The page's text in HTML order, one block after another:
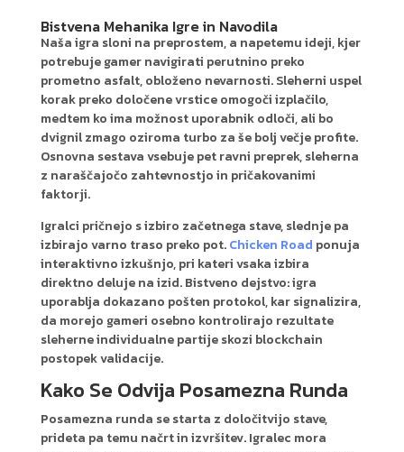
Bistvena Mehanika Igre in Navodila
Naša igra sloni na preprostem, a napetemu ideji, kjer
potrebuje gamer navigirati perutnino preko
prometno asfalt, obloženo nevarnosti. Sleherni uspel
korak preko določene vrstice omogoči izplačilo,
medtem ko ima možnost uporabnik odloči, ali bo
dvignil zmago oziroma turbo za še bolj večje profite.
Osnovna sestava vsebuje pet ravni preprek, sleherna
z naraščajočo zahtevnostjo in pričakovanimi
faktorji.
Igralci pričnejo s izbiro začetnega stave, slednje pa
izbirajo varno traso preko pot.Chicken Road ponuja
interaktivno izkušnjo, pri kateri vsaka izbira
direktno deluje na izid. Bistveno dejstvo: igra
uporablja dokazano pošten protokol, kar signalizira,
da morejo gameri osebno kontrolirajo rezultate
sleherne individualne partije skozi blockchain
postopek validacije.
Kako Se Odvija Posamezna Runda
Posamezna runda se starta z določitvijo stave,
prideta pa temu načrt in izvršitev. Igralec mora